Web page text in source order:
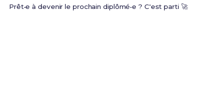
Prêt•e à devenir le prochain diplômé•e ? C'est parti 🚀